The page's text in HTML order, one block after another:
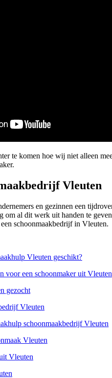
te komen hoe wij niet alleen
Vleuten
en gezinnen een
om al dit werk uit handen te
schoonmaakbedrijf in Vleuten.
Vleuten geschikt?
voor een schoonmaker uit Vleuten
gezocht
Vleuten
schoonmaakbedrijf Vleuten
Vleuten
Vleuten